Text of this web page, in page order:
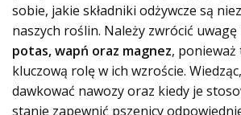
sobie, jakie składniki odżywcze są
naszych roślin. Należy zwrócić uwagę
potas, wapń oraz magnez,
kluczową rolę w ich wzroście.
dawkować nawozy oraz kiedy je
stanie zapewnić pszenicy